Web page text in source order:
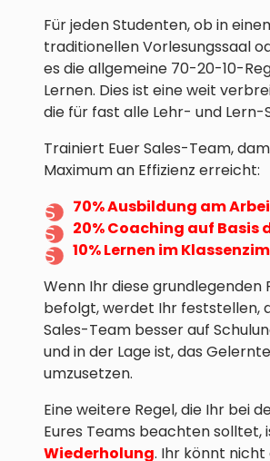
Für jeden Studenten, ob in
traditionellen Vorlesungssaal
es die allgemeine 70-20-10-
Lernen. Dies ist eine weit
die für fast alle Lehr- und Lern-
Trainiert Euer Sales-Team,
Maximum an Effizienz erreicht:
70% Ausbildung am
20% Coaching auf Basis
10% Lernen im
Wenn Ihr diese grundlegenden
befolgt, werdet Ihr feststellen,
Sales-Team besser auf
und in der Lage ist, das
umzusetzen.
Eine weitere Regel, die Ihr bei
Eures Teams beachten solltet,
Wiederholung. Ihr könnt